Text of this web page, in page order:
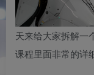
天来给大家拆解一
课程里面非常的详